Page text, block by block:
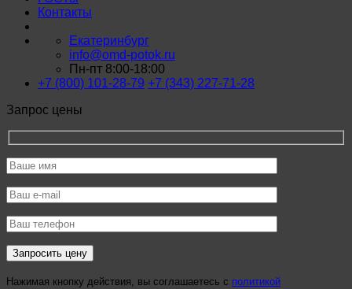
Контакты
Екатеринбург
info@omd-potok.ru
Пн-пт 8:00-18:00
+7 (800) 101-28-79 +7 (343) 227-71-28
Запрос цены
Нажимая кнопку действия, вы соглашаетесь с политикой